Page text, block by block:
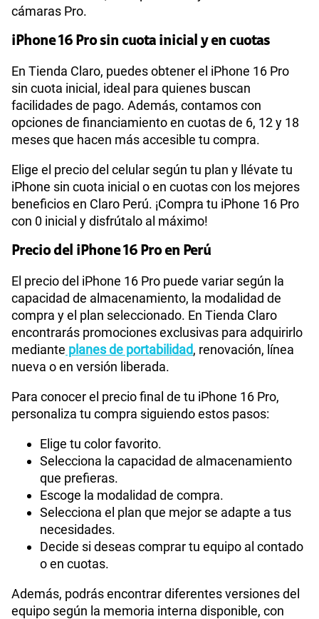
cámaras Pro.
iPhone 16 Pro sin cuota inicial y en cuotas
En Tienda Claro, puedes obtener el iPhone 16 Pro
sin cuota inicial, ideal para quienes buscan
facilidades de pago. Además, contamos con
opciones de financiamiento en cuotas de 6, 12 y 18
meses que hacen más accesible tu compra.
Elige el precio del celular según tu plan y llévate tu
iPhone sin cuota inicial o en cuotas con los mejores
beneficios en Claro Perú. ¡Compra tu iPhone 16 Pro
con 0 inicial y disfrútalo al máximo!
Precio del iPhone 16 Pro en Perú
El precio del iPhone 16 Pro puede variar según la
capacidad de almacenamiento, la modalidad de
compra y el plan seleccionado. En Tienda Claro
encontrarás promociones exclusivas para adquirirlo
mediante planes de portabilidad, renovación, línea
nueva o en versión liberada.
Para conocer el precio final de tu iPhone 16 Pro,
personaliza tu compra siguiendo estos pasos:
Elige tu color favorito.
Selecciona la capacidad de almacenamiento
que prefieras.
Escoge la modalidad de compra.
Selecciona el plan que mejor se adapte a tus
necesidades.
Decide si deseas comprar tu equipo al contado
o en cuotas.
Además, podrás encontrar diferentes versiones del
equipo según la memoria interna disponible, con